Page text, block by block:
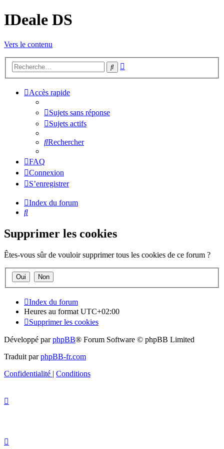
IDeale DS
Vers le contenu
Rechercher
Accès rapide
Sujets sans réponse
Sujets actifs
Rechercher
FAQ
Connexion
S’enregistrer
Index du forum
Rechercher
Supprimer les cookies
Êtes-vous sûr de vouloir supprimer tous les cookies de ce forum ?
Index du forum
Heures au format UTC+02:00
Supprimer les cookies
Développé parphpBB® Forum Software © phpBB Limited
Traduit parphpBB-fr.com
Confidentialité | Conditions